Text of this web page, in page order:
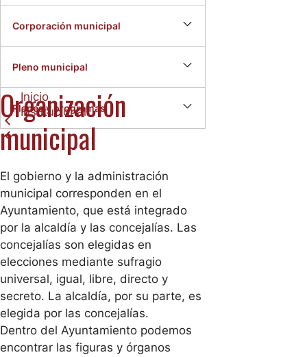
Corporación municipal
Pleno municipal
Planes y programas
Inicio
Institucional
Organización
municipal
El gobierno y la administración
municipal corresponden en el
Ayuntamiento, que está integrado
por la alcaldía y las concejalías. Las
concejalías son elegidas en
elecciones mediante sufragio
universal, igual, libre, directo y
secreto. La alcaldía, por su parte, es
elegida por las concejalías.
Dentro del Ayuntamiento podemos
encontrar las figuras y órganos